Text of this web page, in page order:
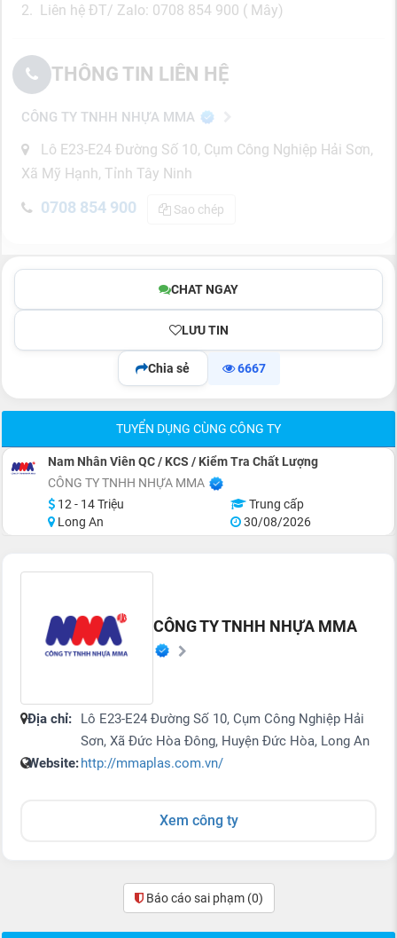
2. Liên hệ ĐT/ Zalo: 0708 854 900 ( Mây)
THÔNG TIN LIÊN HỆ
CÔNG TY TNHH NHỰA MMA
Lô E23-E24 Đường Số 10, Cụm Công Nghiệp Hải Sơn,
Xã Mỹ Hạnh, Tỉnh Tây Ninh
0708 854 900 Sao chép
CHAT NGAY
LƯU TIN
Chia sẻ 6667
TUYỂN DỤNG CÙNG CÔNG TY
Nam Nhân Viên QC / KCS / Kiểm Tra Chất Lượng
CÔNG TY TNHH NHỰA MMA
12 - 14 Triệu
Trung cấp
Long An
30/08/2026
CÔNG TY TNHH NHỰA MMA
Địa chỉ:
Lô E23-E24 Đường Số 10, Cụm Công Nghiệp Hải
Sơn, Xã Đức Hòa Đông, Huyện Đức Hòa, Long An
Website:http://mmaplas.com.vn/
Xem công ty
Báo cáo sai phạm (0)